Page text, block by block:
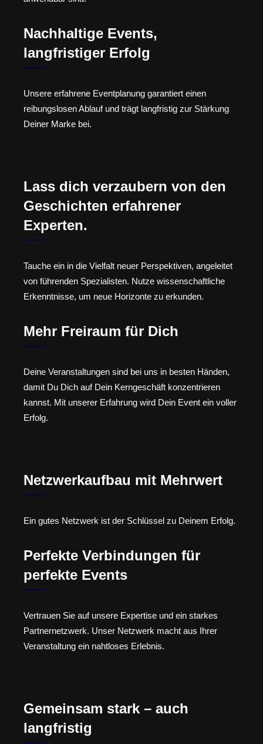
Nachhaltige Events,
langfristiger Erfolg
Unsere erfahrene Eventplanung garantiert einen
reibungslosen Ablauf und trägt langfristig zur Stärkung
Deiner Marke bei.
Lass dich verzaubern von den
Geschichten erfahrener
Experten.
Tauche ein in die Vielfalt neuer Perspektiven, angeleitet
von führenden Spezialisten. Nutze wissenschaftliche
Erkenntnisse, um neue Horizonte zu erkunden.
Mehr Freiraum für Dich
Deine Veranstaltungen sind bei uns in besten Händen,
damit Du Dich auf Dein Kerngeschäft konzentrieren
kannst. Mit unserer Erfahrung wird Dein Event ein voller
Erfolg.
Netzwerkaufbau mit Mehrwert
Ein gutes Netzwerk ist der Schlüssel zu Deinem Erfolg.
Perfekte Verbindungen für
perfekte Events
Vertrauen Sie auf unsere Expertise und ein starkes
Partnernetzwerk. Unser Netzwerk macht aus Ihrer
Veranstaltung ein nahtloses Erlebnis.
Gemeinsam stark – auch
langfristig